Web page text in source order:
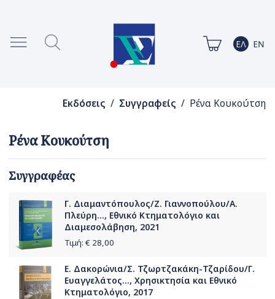
Εκδόσεις / Συγγραφείς / Ρένα Κουκούτση
Ρένα Κουκούτση
Συγγραφέας
Γ. Διαμαντόπουλος/Ζ. Γιαννοπούλου/Α.
Πλεύρη..., Εθνικό Κτηματολόγιο και
Διαμεσολάβηση, 2021
Τιμή: € 28,00
Ε. Δακορώνια/Σ. Τζωρτζακάκη-Τζαρίδου/Γ.
Ευαγγελάτος..., Χρησικτησία και Εθνικό
Κτηματολόγιο, 2017